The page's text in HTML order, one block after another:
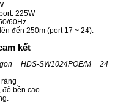
225W
60Hz
đến 250m (port 17 ~ 24).
kết
HDS-SW1024POE/M 24
độ bền cao.